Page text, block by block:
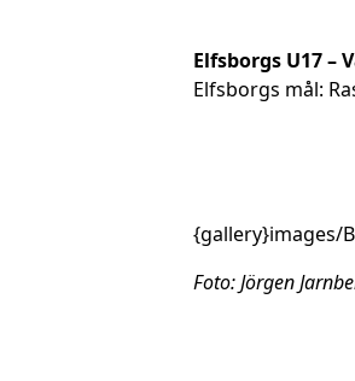
Elfsborgs U17 –
Elfsborgs mål:
{gallery}images/
Foto: Jörgen